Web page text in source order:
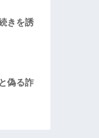
きを誘
偽る詐